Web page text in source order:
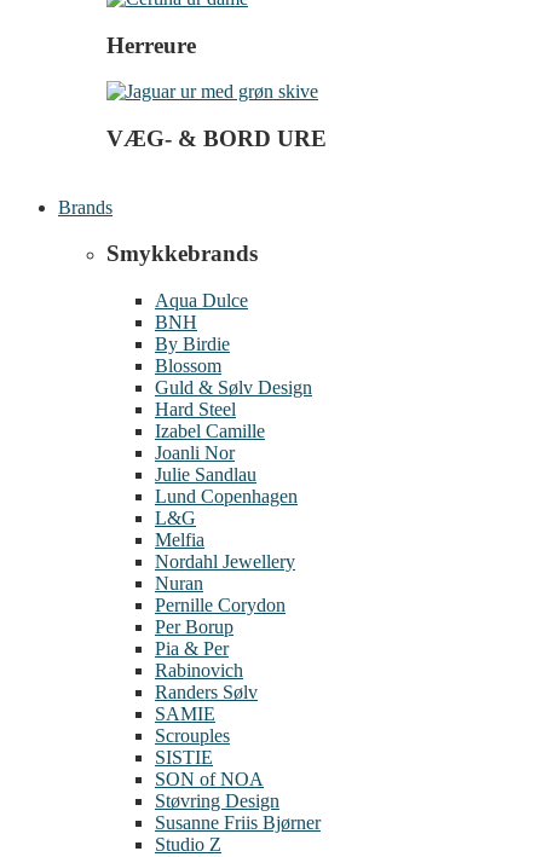
Herreure
VÆG- & BORD URE
Brands
Smykkebrands
Aqua Dulce
BNH
By Birdie
Blossom
Guld & Sølv Design
Hard Steel
Izabel Camille
Joanli Nor
Julie Sandlau
Lund Copenhagen
L&G
Melfia
Nordahl Jewellery
Nuran
Pernille Corydon
Per Borup
Pia & Per
Rabinovich
Randers Sølv
SAMIE
Scrouples
SISTIE
SON of NOA
Støvring Design
Susanne Friis Bjørner
Studio Z